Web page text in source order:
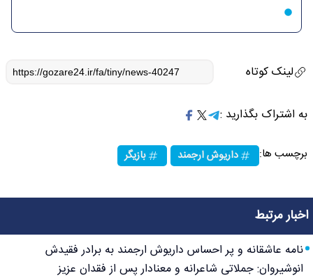
لینک کوتاه
به اشتراک بگذارید :
برچسب ها: داریوش ارجمند بازیگر
اخبار مرتبط
نامه عاشقانه و پر احساس داریوش ارجمند به برادر فقیدش
انوشیروان: جملاتی شاعرانه و معنادار پس از فقدان عزیز